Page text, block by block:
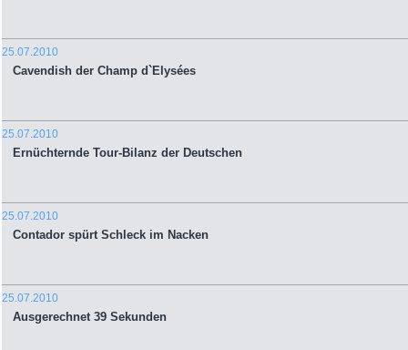
25.07.2010
Cavendish der Champ d`Elysées
25.07.2010
Ernüchternde Tour-Bilanz der Deutschen
25.07.2010
Contador spürt Schleck im Nacken
25.07.2010
Ausgerechnet 39 Sekunden